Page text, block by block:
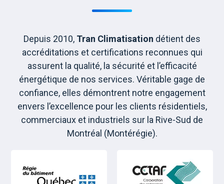
Depuis 2010, Tran Climatisation détient des
accréditations et certifications reconnues qui
assurent la qualité, la sécurité et l’efficacité
énergétique de nos services. Véritable gage de
confiance, elles démontrent notre engagement
envers l’excellence pour les clients résidentiels,
commerciaux et industriels sur la Rive-Sud de
Montréal (Montérégie).